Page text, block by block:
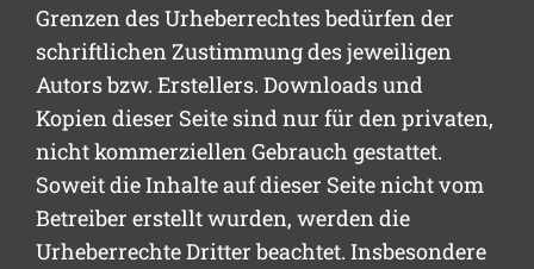
Grenzen des Urheberrechtes bedürfen der
schriftlichen Zustimmung des jeweiligen
Autors bzw. Erstellers. Downloads und
Kopien dieser Seite sind nur für den privaten,
nicht kommerziellen Gebrauch gestattet.
Soweit die Inhalte auf dieser Seite nicht vom
Betreiber erstellt wurden, werden die
Urheberrechte Dritter beachtet. Insbesondere